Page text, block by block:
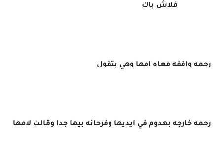
فلاش باك
رحمه واقفه معاه امها وهي بتقول
رحمه خارجه بهدوم في ايديها وفرحانه بيها جدا وقالت لامها